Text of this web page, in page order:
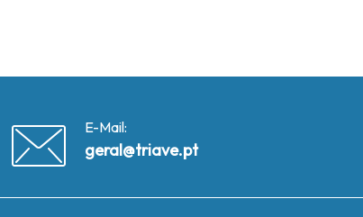
E-Mail:
geral@triave.pt